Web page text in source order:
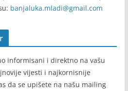
banjaluka.mladi@gmail.com
informisani i direktno na vašu
vijesti i najkornisnije
da se upišete na našu mailing